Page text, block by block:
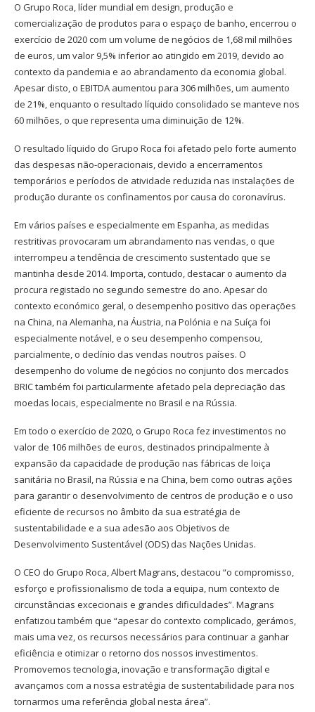
O Grupo Roca, líder mundial em design, produção e
comercialização de produtos para o espaço de banho, encerrou o
exercício de 2020 com um volume de negócios de 1,68 mil milhões
de euros, um valor 9,5% inferior ao atingido em 2019, devido ao
contexto da pandemia e ao abrandamento da economia global.
Apesar disto, o EBITDA aumentou para 306 milhões, um aumento
de 21%, enquanto o resultado líquido consolidado se manteve nos
60 milhões, o que representa uma diminuição de 12%.
O resultado líquido do Grupo Roca foi afetado pelo forte aumento
das despesas não-operacionais, devido a encerramentos
temporários e períodos de atividade reduzida nas instalações de
produção durante os confinamentos por causa do coronavírus.
Em vários países e especialmente em Espanha, as medidas
restritivas provocaram um abrandamento nas vendas, o que
interrompeu a tendência de crescimento sustentado que se
mantinha desde 2014. Importa, contudo, destacar o aumento da
procura registado no segundo semestre do ano. Apesar do
contexto económico geral, o desempenho positivo das operações
na China, na Alemanha, na Áustria, na Polónia e na Suíça foi
especialmente notável, e o seu desempenho compensou,
parcialmente, o declínio das vendas noutros países. O
desempenho do volume de negócios no conjunto dos mercados
BRIC também foi particularmente afetado pela depreciação das
moedas locais, especialmente no Brasil e na Rússia.
Em todo o exercício de 2020, o Grupo Roca fez investimentos no
valor de 106 milhões de euros, destinados principalmente à
expansão da capacidade de produção nas fábricas de loiça
sanitária no Brasil, na Rússia e na China, bem como outras ações
para garantir o desenvolvimento de centros de produção e o uso
eficiente de recursos no âmbito da sua estratégia de
sustentabilidade e a sua adesão aos Objetivos de
Desenvolvimento Sustentável (ODS) das Nações Unidas.
O CEO do Grupo Roca, Albert Magrans, destacou “o compromisso,
esforço e profissionalismo de toda a equipa, num contexto de
circunstâncias excecionais e grandes dificuldades”. Magrans
enfatizou também que “apesar do contexto complicado, gerámos,
mais uma vez, os recursos necessários para continuar a ganhar
eficiência e otimizar o retorno dos nossos investimentos.
Promovemos tecnologia, inovação e transformação digital e
avançamos com a nossa estratégia de sustentabilidade para nos
tornarmos uma referência global nesta área”.